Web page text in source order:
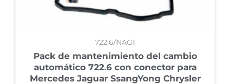
722.6/NAG1
Pack de mantenimiento del cambio
automático 722.6 con conector para
Mercedes Jaguar SsangYong Chrysler